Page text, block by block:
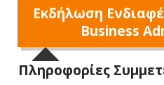
Εκδήλωση
Business
Πληροφορίες